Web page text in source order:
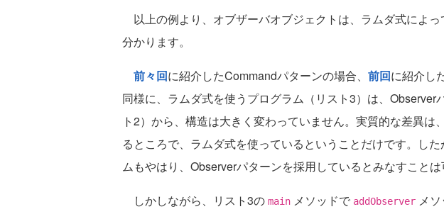
以上の例より、オブザーバオブジェクトは、ラムダ式によ
分かります。
前々回に紹介したCommandパターンの場合、 前回に紹介し
同様に、ラムダ式を使うプログラム（リスト3）は、Observer
ト2）から、構造は大きく変わっていません。実質的な差異は
るところで、ラムダ式を使っているということだけです。し
ムもやはり、Observerパターンを採用しているとみなすことは
しかしながら、リスト3の main メソッドで addObserver メ